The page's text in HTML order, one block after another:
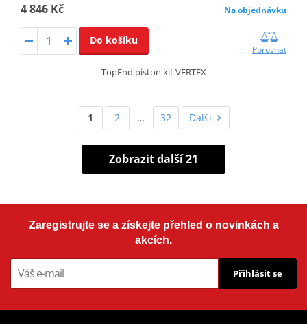
4 846 Kč Na objednávku
Do košíku
Porovnat
TopEnd piston kit VERTEX
1 2 … 32 Další
Zobrazit další 21
Zaregistrujte se a získejte přehled o novinkách a
akcích.
Přihlásit se